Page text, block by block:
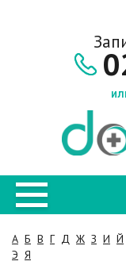
А Б В Г Д Ж З И Й
Э Я